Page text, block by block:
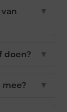
▼
doen? ▼
▼